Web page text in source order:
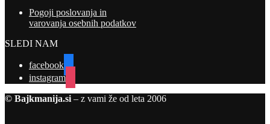
Pogoji poslovanja in
varovanja osebnih podatkov
SLEDI NAM
facebook
instagram
© Bajkmanija.si – z vami že od leta 2006